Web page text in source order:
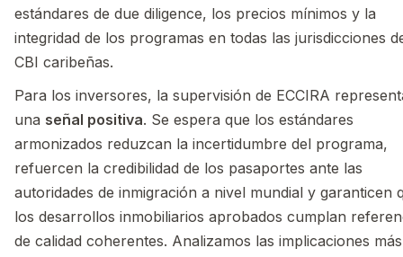
estándares de due diligence, los precios mínimos y la
integridad de los programas en todas las jurisdicciones
CBI caribeñas.
Para los inversores, la supervisión de ECCIRA
una señal positiva. Se espera que los estándares
armonizados reduzcan la incertidumbre del programa,
refuercen la credibilidad de los pasaportes ante las
autoridades de inmigración a nivel mundial y garanticen
los desarrollos inmobiliarios aprobados cumplan
de calidad coherentes. Analizamos las implicaciones más